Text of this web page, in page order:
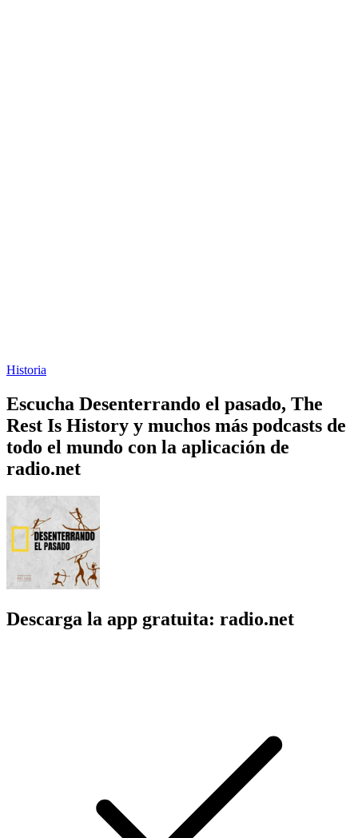
Historia
Escucha Desenterrando el pasado, The
Rest Is History y muchos más podcasts de
todo el mundo con la aplicación de
radio.net
Descarga la app gratuita: radio.net